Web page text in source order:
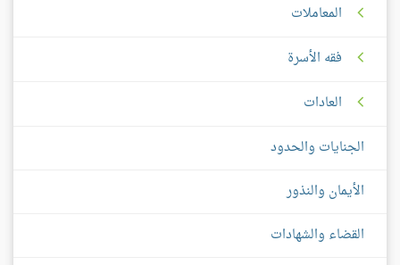
المعاملات
فقه الأسرة
العادات
الجنايات والحدود
الأيمان والنذور
القضاء والشهادات